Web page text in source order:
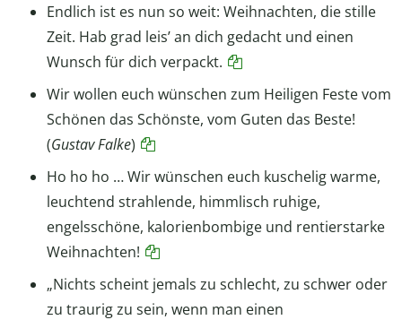
Endlich ist es nun so weit: Weihnachten, die stille
Zeit. Hab grad leis’ an dich gedacht und einen
Wunsch für dich verpackt.
Wir wollen euch wünschen zum Heiligen Feste vom
Schönen das Schönste, vom Guten das Beste!
(Gustav Falke)
Ho ho ho … Wir wünschen euch kuschelig warme,
leuchtend strahlende, himmlisch ruhige,
engelsschöne, kalorienbombige und rentierstarke
Weihnachten!
„Nichts scheint jemals zu schlecht, zu schwer oder
zu traurig zu sein, wenn man einen